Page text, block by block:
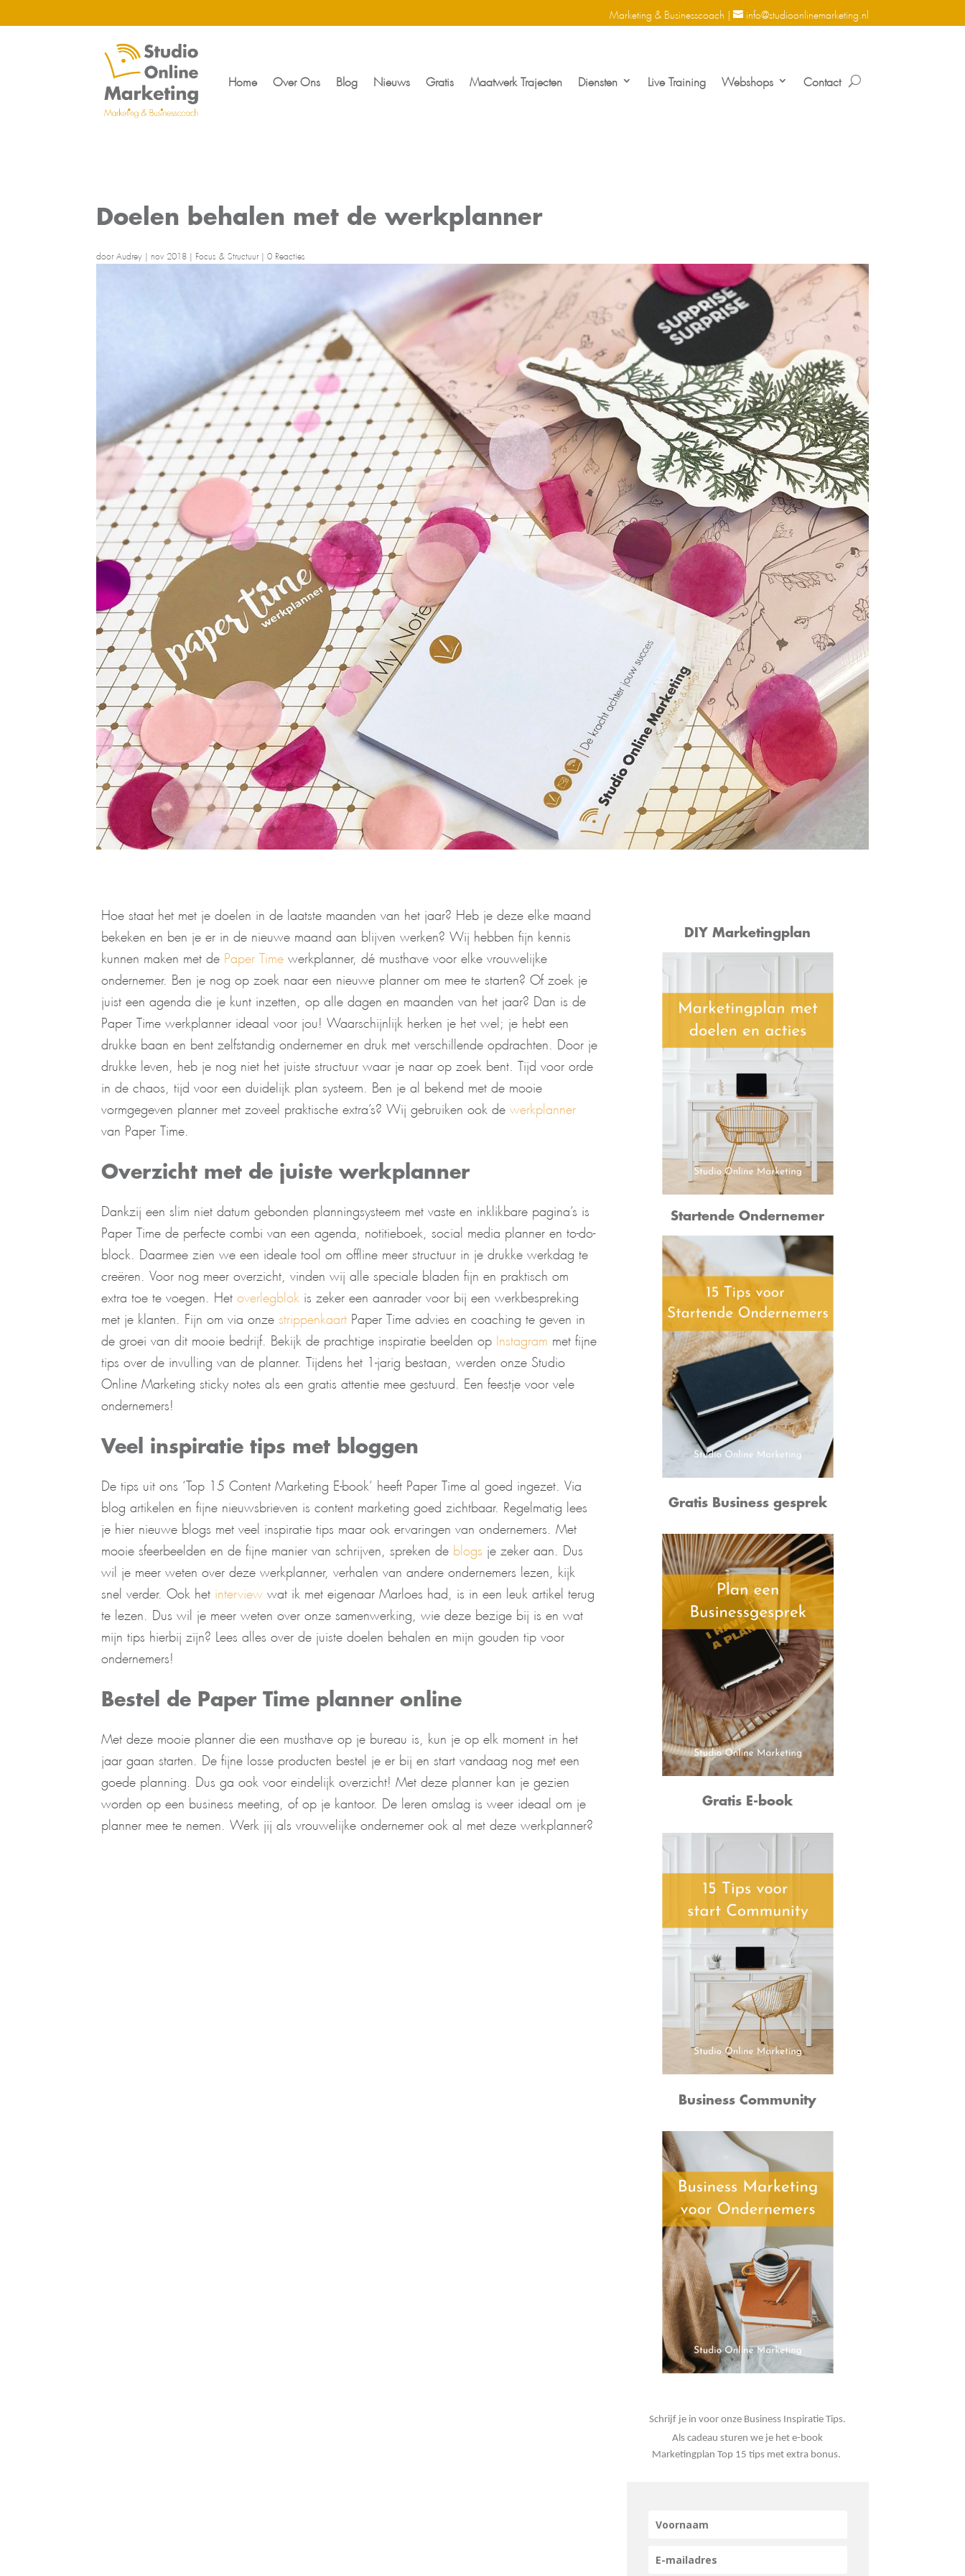
Marketing & Businesscoach | info@studioonlinemarketing.nl
Home Over Ons Blog Nieuws Gratis Maatwerk Trajecten Diensten Live Training Webshops Contact
Doelen behalen met de werkplanner
door Audrey nov 2018 Focus & Structuur |0 Reacties
Hoe staat het met je doelen in de laatste maanden van het jaar? Heb je deze elke maand
bekeken en ben je er in de nieuwe maand aan blijven werken? Wij hebben fijn kennis
kunnen maken met de Paper Time werkplanner, dé musthave voor elke vrouwelijke
ondernemer. Ben je nog op zoek naar een nieuwe planner om mee te starten? Of zoek je
juist een agenda die je kunt inzetten, op alle dagen en maanden van het jaar? Dan is de
Paper Time werkplanner ideaal voor jou! Waarschijnlijk herken je het wel; je hebt een
drukke baan en bent zelfstandig ondernemer en druk met verschillende opdrachten. Door je
drukke leven, heb je nog niet het juiste structuur waar je naar op zoek bent. Tijd voor orde
in de chaos, tijd voor een duidelijk plan systeem. Ben je al bekend met de mooie
vormgegeven planner met zoveel praktische extra’s? Wij gebruiken ook dewerkplanner
van Paper Time.
Overzicht met de juiste werkplanner
Dankzij een slim niet datum gebonden planningsysteem met vaste en inklikbare pagina’s is
Paper Time de perfecte combi van een agenda, notitieboek, social media planner en to-do-
block. Daarmee zien we een ideale tool om offline meer structuur in je drukke werkdag te
creëren. Voor nog meer overzicht, vinden wij alle speciale bladen fijn en praktisch om
extra toe te voegen. Het overlegblok is zeker een aanrader voor bij een werkbespreking
met je klanten. Fijn om via onze strippenkaart Paper Time advies en coaching te geven in
de groei van dit mooie bedrijf. Bekijk de prachtige inspiratie beelden op Instagram met fijne
tips over de invulling van de planner. Tijdens het 1-jarig bestaan, werden onze Studio
Online Marketing sticky notes als een gratis attentie mee gestuurd. Een feestje voor vele
ondernemers!
Veel inspiratie tips met bloggen
De tips uit ons ‘Top 15 Content Marketing E-book’ heeft Paper Time al goed ingezet. Via
blog artikelen en fijne nieuwsbrieven is content marketing goed zichtbaar. Regelmatig lees
je hier nieuwe blogs met veel inspiratie tips maar ook ervaringen van ondernemers. Met
mooie sfeerbeelden en de fijne manier van schrijven, spreken de blogs je zeker aan. Dus
wil je meer weten over deze werkplanner, verhalen van andere ondernemers lezen, kijk
snel verder. Ook het interview wat ik met eigenaar Marloes had, is in een leuk artikel terug
te lezen. Dus wil je meer weten over onze samenwerking, wie deze bezige bij is en wat
mijn tips hierbij zijn? Lees alles over de juiste doelen behalen en mijn gouden tip voor
ondernemers!
Bestel de Paper Time planner online
Met deze mooie planner die een musthave op je bureau is, kun je op elk moment in het
jaar gaan starten. De fijne losse producten bestel je er bij en start vandaag nog met een
goede planning. Dus ga ook voor eindelijk overzicht! Met deze planner kan je gezien
worden op een business meeting, of op je kantoor. De leren omslag is weer ideaal om je
planner mee te nemen. Werk jij als vrouwelijke ondernemer ook al met deze werkplanner?
DIY Marketingplan
Startende Ondernemer
Gratis Business gesprek
Gratis E-book
Business Community
Schrijf je in voor onze Business Inspiratie Tips.
Als cadeau sturen we je het e-book
Marketingplan Top 15 tips met extra bonus.